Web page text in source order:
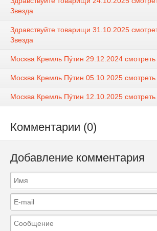
Звезда
Здравствуйте товарищи 31.10.2025
Звезда
Москва Кремль Пýтин 29.12.2024
Москва Кремль Пýтин 05.10.2025
Москва Кремль Пýтин 12.10.2025
Комментарии (0)
Добавление комментария